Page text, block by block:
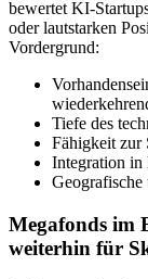
bewertet KI-
oder lautstarken
Vordergrund:
Tiefe des
Fähigkeit zur
Integration in
Geografische
Megafonds im
weiterhin für